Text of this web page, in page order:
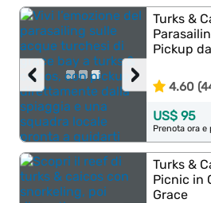
›
‹
Turks &
Pickup
4.60
US$ 95
Prenota ora
Turks &
Picnic in
Grace